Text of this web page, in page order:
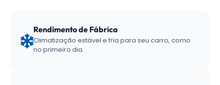
Rendimento de Fábrica
Climatização estável e fria para seu carro, como
no primeiro dia.